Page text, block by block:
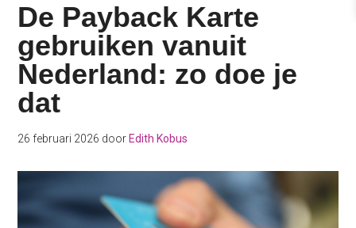
De Payback Karte
gebruiken vanuit
Nederland: zo doe je
dat
26 februari 2026 door Edith Kobus